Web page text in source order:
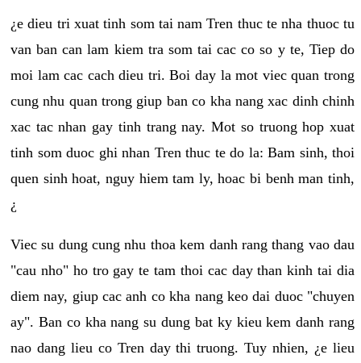
¿e dieu tri xuat tinh som tai nam Tren thuc te nha thuoc tu
van ban can lam kiem tra som tai cac co so y te, Tiep do
moi lam cac cach dieu tri. Boi day la mot viec quan trong
cung nhu quan trong giup ban co kha nang xac dinh chinh
xac tac nhan gay tinh trang nay. Mot so truong hop xuat
tinh som duoc ghi nhan Tren thuc te do la: Bam sinh, thoi
quen sinh hoat, nguy hiem tam ly, hoac bi benh man tinh,
¿
Viec su dung cung nhu thoa kem danh rang thang vao dau
"cau nho" ho tro gay te tam thoi cac day than kinh tai dia
diem nay, giup cac anh co kha nang keo dai duoc "chuyen
ay". Ban co kha nang su dung bat ky kieu kem danh rang
nao dang lieu co Tren day thi truong. Tuy nhien, ¿e lieu